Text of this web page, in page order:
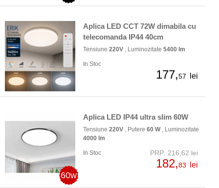
Aplica LED CCT 72W dimabila cu
telecomanda IP44 40cm
Tensiune 220V , Luminozitate 5400 lm
In Stoc
177,57 lei
60w
Aplica LED IP44 ultra slim 60W
Tensiune 220V , Putere 60 W, Luminozitate
4000 lm
In Stoc PRP: 216,62 lei
182,83 lei